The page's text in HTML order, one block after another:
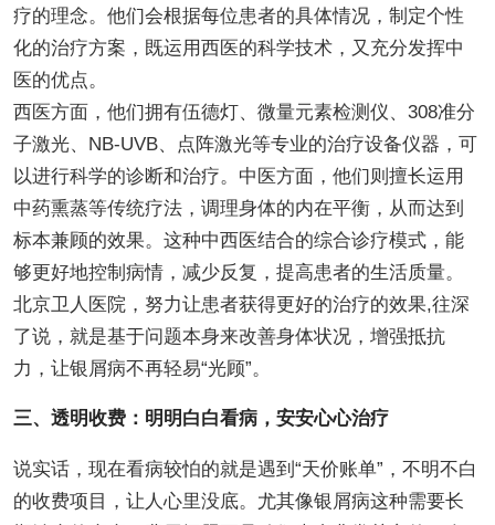
疗的理念。他们会根据每位患者的具体情况，制定个性
化的治疗方案，既运用西医的科学技术，又充分发挥中
医的优点。
西医方面，他们拥有伍德灯、微量元素检测仪、308准分
子激光、NB-UVB、点阵激光等专业的治疗设备仪器，可
以进行科学的诊断和治疗。中医方面，他们则擅长运用
中药熏蒸等传统疗法，调理身体的内在平衡，从而达到
标本兼顾的效果。这种中西医结合的综合诊疗模式，能
够更好地控制病情，减少反复，提高患者的生活质量。
北京卫人医院，努力让患者获得更好的治疗的效果,往深
了说，就是基于问题本身来改善身体状况，增强抵抗
力，让银屑病不再轻易“光顾”。
三、透明收费：明明白白看病，安安心心治疗
说实话，现在看病较怕的就是遇到“天价账单”，不明不白
的收费项目，让人心里没底。尤其像银屑病这种需要长